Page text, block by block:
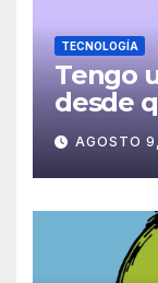
TECNOLOGÍA
Tengo
desde
no se
AGOSTO